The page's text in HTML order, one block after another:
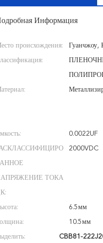
Информация
происхождения: Гуанчжоу,
0.0022UF
ТОКА
2000VDC
6.5мм
10.5мм
CBB81-